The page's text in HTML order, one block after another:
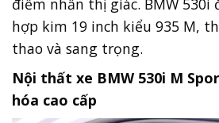
hợp kim 19 inch kiểu 935 M,
thao và sang trọng.
Nội thất xe BMW 530i M
hóa cao cấp